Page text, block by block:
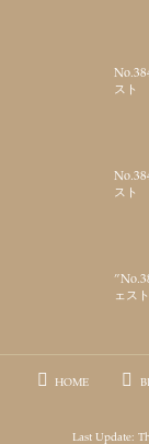
スト
スト
ェスト
HOME
Last Update: